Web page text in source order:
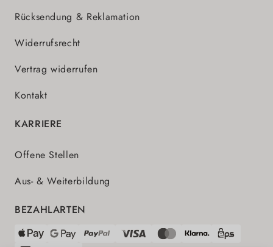
Rücksendung & Reklamation
Widerrufsrecht
Vertrag widerrufen
Kontakt
KARRIERE
Offene Stellen
Aus- & Weiterbildung
BEZAHLARTEN